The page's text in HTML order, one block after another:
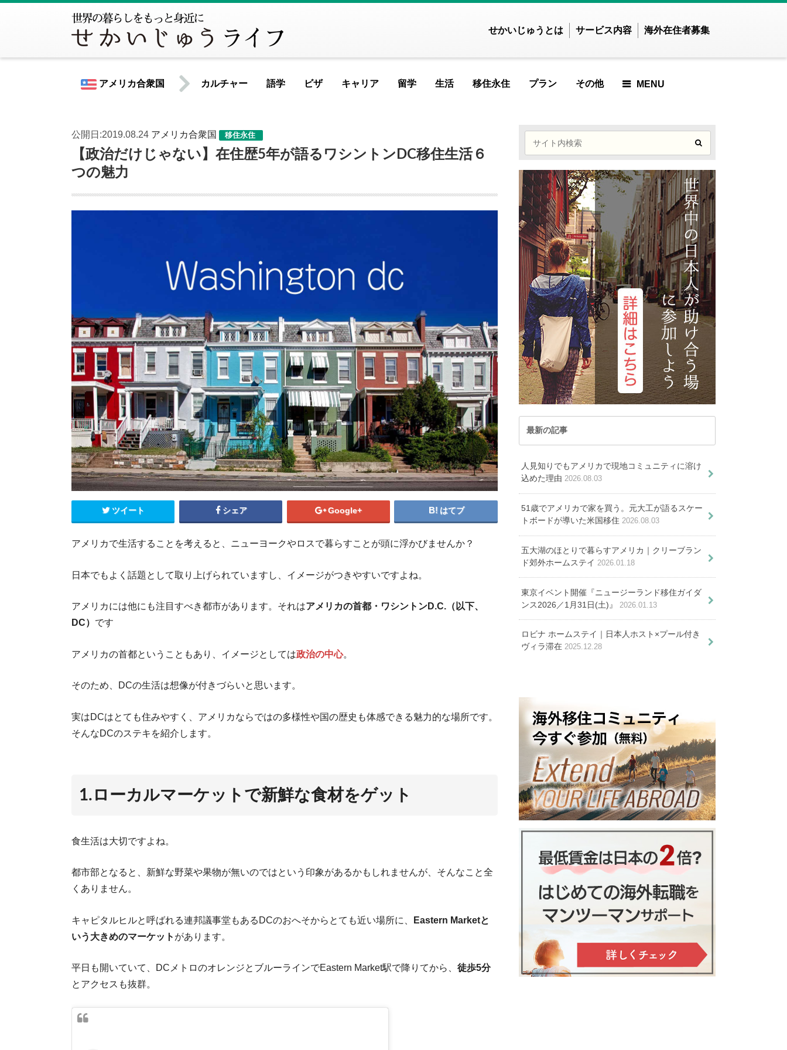
せかいじゅうとは サービス内容 海外在住者募集
アメリカ合衆国
世界共通情報
アメリカ合衆国 カナダ
キューバ
コスタリカ
チリ
ドミニカ共和国
ニカラグア
ハイチ
パナマ
パラグアイ
ブラジル
ベネズエラ
ペルー
ボリビア
メキシコ
アイスランド アイルランド
アルメニア
エストニア
オランダ
オーストリア
デンマーク
ドイツ
ハンガリー
フィンランド
ポルトガル
ポーランド
マケドニア共和国
マルタ共和国
ラトビア
リトアニア
ルクセンブルク
ルーマニア ロシア
中東/アフリカ
アラブ首長国連邦 アルジェリア
イスラエル
エジプト
カタール
ケニア
サウジアラビア
セネガル
タンザニア
トルコ
ベナン共和国
モザンビーク
南アフリカ共和国
ウズベキスタン
カンボジア
シンガポール
スリランカ
タイ
ネパール
バングラデシュ
パキスタン
フィジー共和国
フィリピン
ベトナム
マカオ
マレーシア
ミャンマー
モルディブ共和国
ラオス
中国
韓国
オセアニア
オーストラリア
トンガ
ニュージーランド
パラオ共和国
その他
FEATURED
ARTICLE
記事が見つかりま
せんでした
MOST VIEWED
ARTICLE
記事が見つかりま
せんでした
PICKUP ARTICLE
ニューヨークへホーム
ステイ。クリエイティ
ブ系の夫婦宅へ滞在
転ーアメリカ版ワーホ
リ”J1ビザ”の魅力
「いつか」は待つだけ
では永遠に来ない。ロ
サンゼルス移住した私
が今伝えたいこと
世界は日本だけじゃな
プラン
FEATURED ARTICLE
た
MOST VIEWED ARTICLE
記事が見つかりませんでし
た
PICKUP ARTICLE
“ハワイのハワイ”を感じる旅。
ムステイ体験
ジョージア州アトランタ郊外在
住日本人宅へホームステイ
ラスベガス在住の日本人宅へホ
ームステイしよう♪
移住永住
FEATURED ARTICLE
MOST VIEWED ARTICLE
記事が見つかりませんでした
PICKUP ARTICLE
【アメリカ屈指の住み良い街】アイダ
ホ・州都ボイシ移住生活の魅力とは？
もっと知られるべき！アイオワ州の隠さ
アメリカ人と国際結婚！全ての手続きを
詳しく解説します
語学
FEATURED ARTICLE
記事が見つかりませんでした
MOST VIEWED ARTICLE
記事が見つかりませんでした
PICKUP ARTICLE
アメリカの大学院受験のためのGREを解説。難易度と受験対策まとめ
【一番苦手な科目は英語】そんな私が米大学院卒業できた英語勉強法と学校選
ビザ
FEATURED ARTICLE
記事が見つかりませんでした
MOST VIEWED ARTICLE
記事が見つかりませんでした
PICKUP ARTICLE
アメリカで働きたい配偶者必見！E/L配偶者ビザを就労ビザにする方法
留学
FEATURED ARTICLE
記事が見つかりませんでした
MOST VIEWED ARTICLE
記事が見つかりませんでした
PICKUP ARTICLE
アメリカへ大学留学！奨学金を貰うために必要な条件
ハワイオアフ島の親子留学前に知るべき１０の話
40代・大人のハワイカレッジ留学をして思うこと
キャリア
FEATURED ARTICLE
記事が見つかりませんでした
MOST VIEWED ARTICLE
記事が見つかりませんでした
PICKUP ARTICLE
27社応募した結果・・私のアメリカ就活体験談から語る成功の鍵
（大学留学生向け）
夫のアメリカ就職成功を赤裸々公開（O1ビザ獲得までの道の
り）
生活
FEATURED ARTICLE
MOST VIEWED ARTICLE
記事が見つかりませんでした
PICKUP ARTICLE
アウトドア大国・アメリカの醍醐味はキャン
プ！その魅力と３つのスタイル
我が子がギフテッド？アメリカのギフテッド教
育の現状を知る
カルチャー
記事が見つかりませんでした
MOST VIEWED ARTICLE
記事が見つかりませんでした
３年間アメリカ人夫と一緒に生活して、見えてきたこと
アメリカの食生活の実態。肥満大国で健康的な食べ物を選ぶポイントとは
MENU
公開日:2019.08.24 アメリカ合衆国 移住永住
【政治だけじゃない】在住歴5年が語るワシントンDC移住生活６
つの魅力
ツイート シェア Google+ はてブ
アメリカで生活することを考えると、ニューヨークやロスで暮らすことが頭に浮かびませんか？
日本でもよく話題として取り上げられていますし、イメージがつきやすいですよね。
アメリカには他にも注目すべき都市があります。それはアメリカの首都・ワシントンD.C.（以下、
DC） です
アメリカの首都ということもあり、イメージとしては政治の中心。
そのため、DCの生活は想像が付きづらいと思います。
実はDCはとても住みやすく、アメリカならではの多様性や国の歴史も体感できる魅力的な場所です。
そんなDCのステキを紹介します。
1.ローカルマーケットで新鮮な食材をゲット
食生活は大切ですよね。
都市部となると、新鮮な野菜や果物が無いのではという印象があるかもしれませんが、そんなこと全
くありません。
キャピタルヒルと呼ばれる連邦議事堂もあるDCのおへそからとても近い場所に、
Eastern Marketと
いう大きめのマーケット があります。
平日も開いていて、DCメトロのオレンジとブルーラインでEastern Market駅で降りてから、 徒歩5分
とアクセスも抜群。
最新の記事
人見知りでもアメリカで現地コミュニティに溶け
込めた理由 2026.08.03
51歳でアメリカで家を買う。元大工が語るスケー
トボードが導いた米国移住 2026.08.03
五大湖のほとりで暮らすアメリカ｜クリーブラン
ド郊外ホームステイ 2026.01.18
東京イベント開催『ニュージーランド移住ガイダ
ンス2026／1月31日(土)』
2026.01.13
ロビナ ホームステイ｜日本人ホスト×プール付き
ヴィラ滞在 2025.12.28